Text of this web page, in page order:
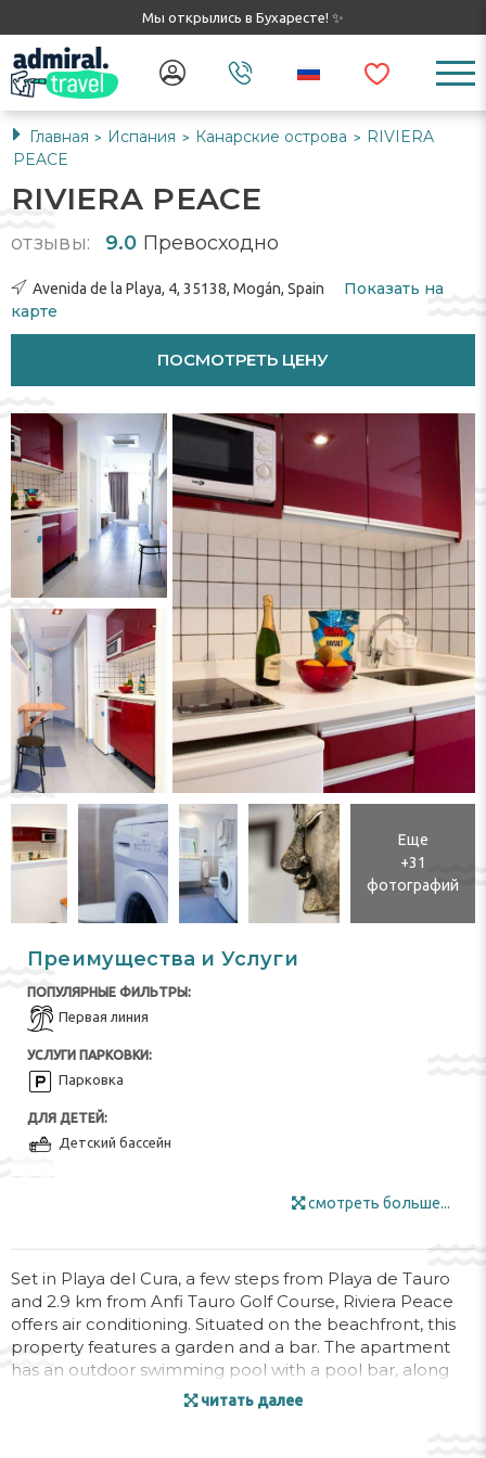
Мы открылись в Бухаресте! ✨
Главная > Испания > Канарские острова >
RIVIERA
PEACE
RIVIERA PEACE
отзывы: 9.0 Превосходно
Avenida de la Playa, 4, 35138, Mogán, Spain
Показать на
карте
ПОСМОТРЕТЬ ЦЕНУ
Еще
+31
фотографий
Преимущества и Услуги
ПОПУЛЯРНЫЕ ФИЛЬТРЫ:
Первая линия
УСЛУГИ ПАРКОВКИ:
Парковка
ДЛЯ ДЕТЕЙ:
Детский бассейн
Ресторан-буфет
Интернет Мебель для улицы
Зона для курения Закусочный бар
Солнечная терраса Солнечные зонты
Wi-Fi
смотреть больше...
Set in Playa del Cura, a few steps from Playa de Tauro
and 2.9 km from Anfi Tauro Golf Course, Riviera Peace
offers air conditioning. Situated on the beachfront, this
property features a garden and a bar. The apartment
has an outdoor swimming pool with a pool bar, along
with public bath and free WiFi.
читать далее